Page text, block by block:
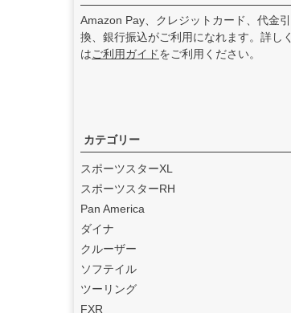
feture ヘルメット（フュー
チャーヘルメット）の取り
扱いを始めました。
ました。
2024.12
s（ブローパフォーマンスエ
キゾースト）
始めました。
2024.11
By City（バイ シティ）
本総代理店となりました。
Amazon Pay、クレジットカード、代金引
換、銀行振込がご利用になれます。詳しく
はご利用ガイドをご利用ください。
カテゴリー
スポーツスターXL
スポーツスターRH
Pan America
ダイナ
クルーザー
ソフテイル
ツーリング
FXR